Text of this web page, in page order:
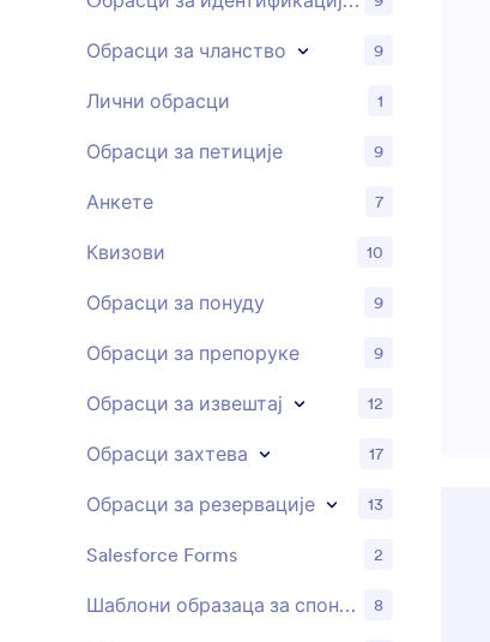
Обрасци за чланство 9
Лични обрасци 1
Обрасци за петиције 9
Анкете 7
Квизови 10
Обрасци за понуду 9
Обрасци за препоруке 9
Обрасци за извештај 12
Обрасци захтева 17
Обрасци за резервације 13
Salesforce Forms 2
Шаблони образаца за спонзорство 8